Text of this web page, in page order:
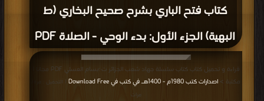
كتاب فتح الباري بشرح صحيح البخاري (ط
البهية) الجزء الأول: بدء الوحي - الصلاة PDF
قراءة و تحميل كتاب كتاب سلسلة جهاد شعب الجزائر ت :بسام العسلي PDF مجانا |
مكتبة > اصدارات كتب 1980م - 1400هـ في كتب في Download Free
| التحميل : مرة/
مرات